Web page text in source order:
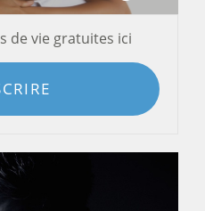
de vie gratuites ici